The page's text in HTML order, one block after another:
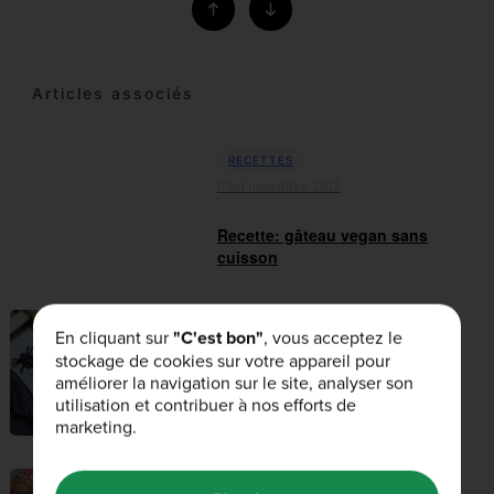
Articles associés
RECETTES
Recette: gâteau vegan sans
cuisson
24th octobre 2017
Recette de sucettes
croustillantes d’hallow...
En cliquant sur"C'est bon", vous acceptez le
stockage de cookies sur votre appareil pour
améliorer la navigation sur le site, analyser son
utilisation et contribuer à nos efforts de
marketing.